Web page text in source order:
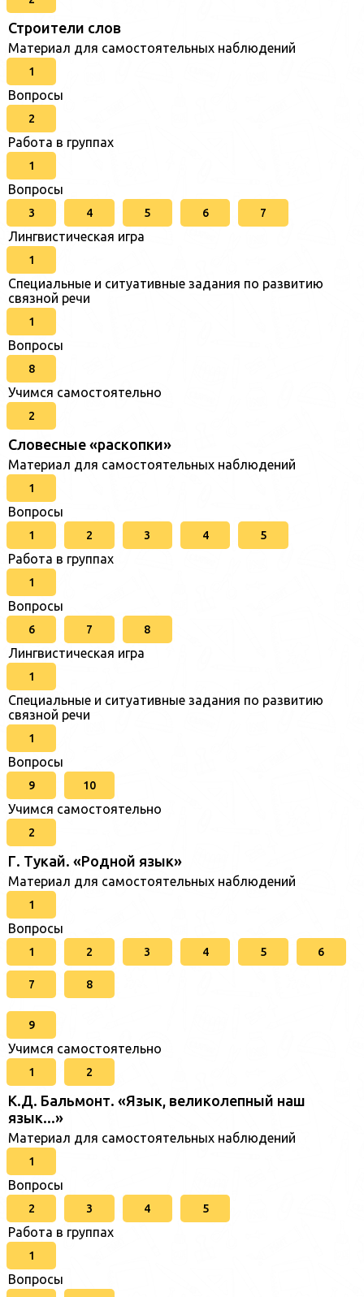
Строители слов
Материал для самостоятельных наблюдений
1
Вопросы
2
Работа в группах
1
Вопросы
3 4 5 6 7
Лингвистическая игра
1
Специальные и ситуативные задания по развитию
связной речи
1
Вопросы
8
Учимся самостоятельно
2
Словесные «раскопки»
Материал для самостоятельных наблюдений
1
Вопросы
1 2 3 4 5
Работа в группах
1
Вопросы
6 7 8
Лингвистическая игра
1
Специальные и ситуативные задания по развитию
связной речи
1
Вопросы
9 10
Учимся самостоятельно
2
Г. Тукай. «Родной язык»
Материал для самостоятельных наблюдений
1
Вопросы
1 2 3 4 5 6
7 8
9
Учимся самостоятельно
1 2
К.Д. Бальмонт. «Язык, великолепный наш
язык...»
Материал для самостоятельных наблюдений
1
Вопросы
2 3 4 5
Работа в группах
1
Вопросы